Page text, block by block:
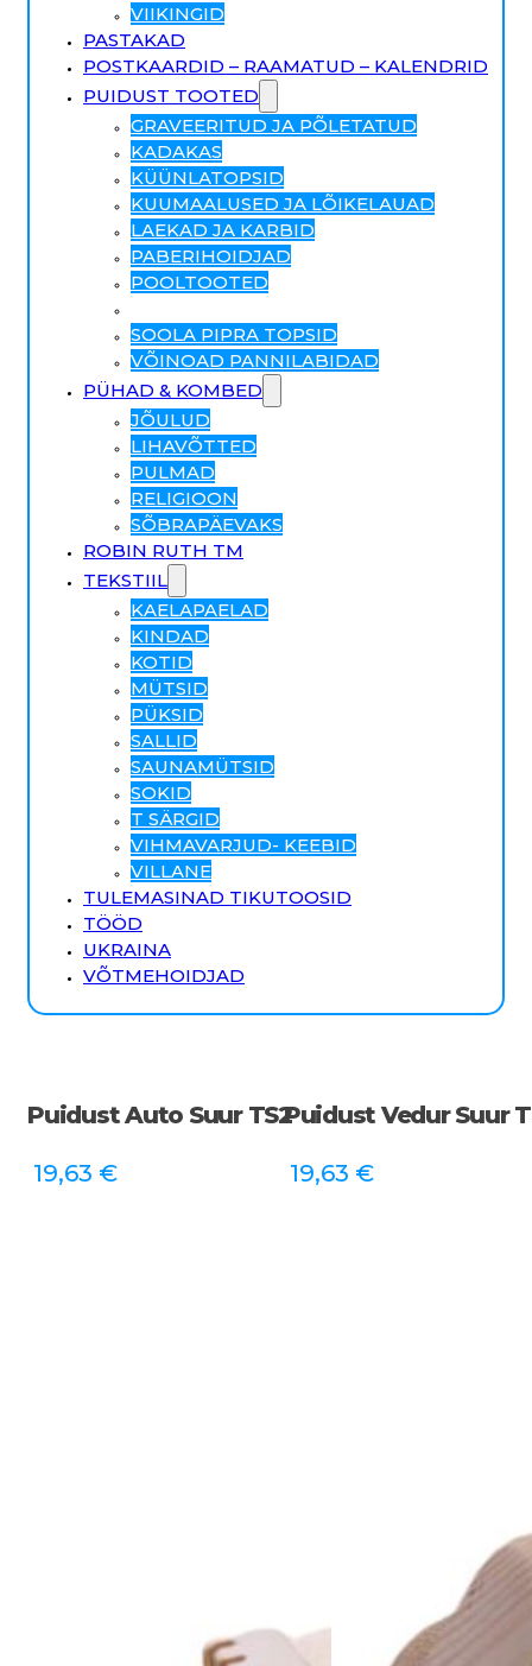
VIIKINGID
PASTAKAD
POSTKAARDID – RAAMATUD – KALENDRID
PUIDUST TOOTED
GRAVEERITUD JA PÕLETATUD
KADAKAS
KÜÜNLATOPSID
KUUMAALUSED JA LÕIKELAUAD
LAEKAD JA KARBID
PABERIHOIDJAD
POOLTOOTED
SOOLA PIPRA TOPSID
VÕINOAD PANNILABIDAD
PÜHAD & KOMBED
JÕULUD
LIHAVÕTTED
PULMAD
RELIGIOON
SÕBRAPÄEVAKS
ROBIN RUTH TM
TEKSTIIL
KAELAPAELAD
KINDAD
KOTID
MÜTSID
PÜKSID
SALLID
SAUNAMÜTSID
SOKID
T SÄRGID
VIHMAVARJUD- KEEBID
VILLANE
TULEMASINAD TIKUTOOSID
TÖÖD
UKRAINA
VÕTMEHOIDJAD
Puidust Auto Suur TS2
19,63 €
Puidust Vedur Suur
19,63 €